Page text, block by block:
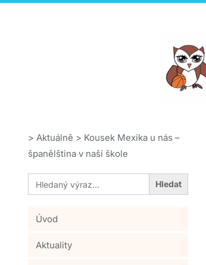
> Aktuálně > Kousek Mexika u nás –
španělština v naší škole
Search
for:
Úvod
Aktuality